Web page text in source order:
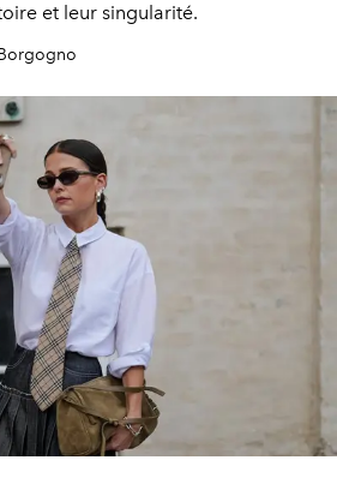
et leur singularité.